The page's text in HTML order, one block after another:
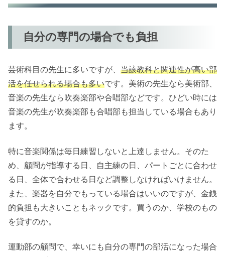
自分の専門の場合でも負担
芸術科目の先生に多いですが、 当該教科と関連性が高い部
活を任せられる場合も多いです。美術の先生なら美術部、
音楽の先生なら吹奏楽部や合唱部などです。ひどい時には
音楽の先生が吹奏楽部も合唱部も担当している場合もあり
ます。
特に音楽関係は毎日練習しないと上達しません。そのた
め、顧問が指導する日、自主練の日、パートごとに合わせ
る日、全体で合わせる日など調整しなければいけません。
また、楽器を自分でもっている場合はいいのですが、金銭
的負担も大きいこともネックです。買うのか、学校のもの
を貸すのか。
運動部の顧問で、幸いにも自分の専門の部活になった場合